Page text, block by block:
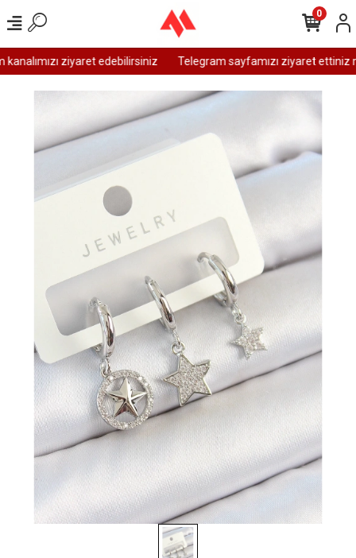
ziyaret edebilirsiniz Telegram sayfamızı ziyaret ettiniz
0